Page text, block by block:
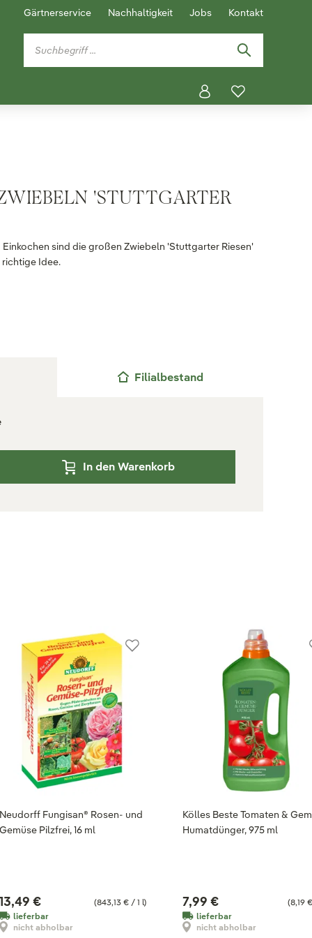
Gärtnerservice Nachhaltigkeit Jobs Kontakt
'STUTTGARTER
sind die großen Zwiebeln 'Stuttgarter Riesen'
Idee.
Filialbestand
In den Warenkorb
Neudorff Fungisan® Rosen- und
Gemüse Pilzfrei, 16 ml
(843,13 € / 1 l)
13,49 €
lieferbar
nicht abholbar
Kölles Beste Tomaten &
Humatdünger, 975 ml
(8,19
7,99 €
lieferbar
nicht abholbar